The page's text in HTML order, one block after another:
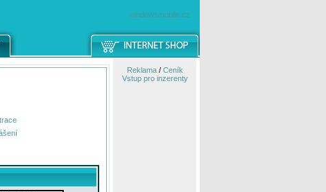
windowsmobile.cz
Reklama/ Ceník
Vstup pro inzerenty